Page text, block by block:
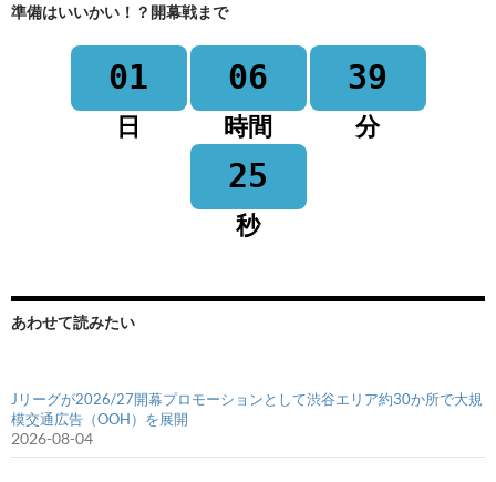
準備はいいかい！？開幕戦まで
01
日
06
時間
39
分
25
秒
あわせて読みたい
Jリーグが2026/27開幕プロモーションとして渋谷エリア約30か所で大規
模交通広告（OOH）を展開
2026-08-04